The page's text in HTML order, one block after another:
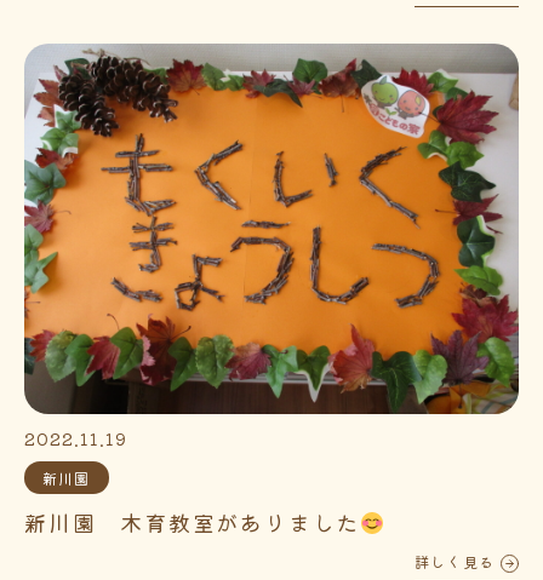
2022.11.19
新川園
新川園 木育教室がありました
詳しく見る